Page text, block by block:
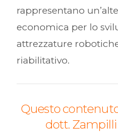
rappresentano
economica per lo
attrezzature
riabilitativo.
Questo
dott. Zampilli